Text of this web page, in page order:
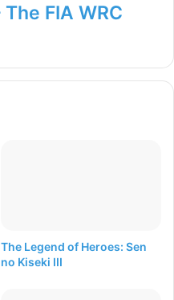
FIA WRC
The Legend of Heroes: Sen
no Kiseki III